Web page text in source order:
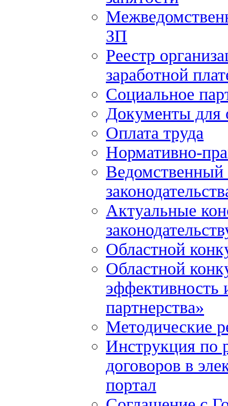
ЗП
Реестр
заработной
Социальное
Документы для
Оплата труда
Нормативно-
Ведомственный
Актуальные
Областной
Областной
эффективность
партнерства»
Методические
Инструкция по
договоров в
портал